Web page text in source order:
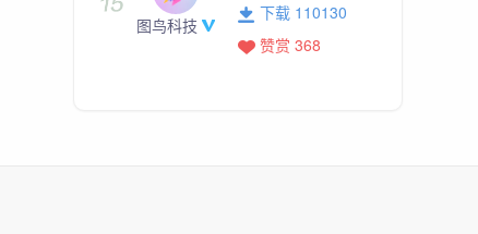
图鸟科技
下载 110130
赞赏 368